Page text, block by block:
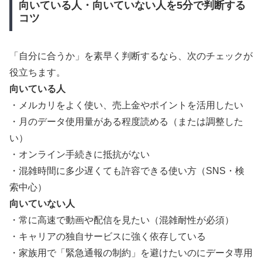
向いている人・向いていない人を5分で判断する
コツ
「自分に合うか」を素早く判断するなら、次のチェックが
役立ちます。
向いている人
・メルカリをよく使い、売上金やポイントを活用したい
・月のデータ使用量がある程度読める（または調整した
い）
・オンライン手続きに抵抗がない
・混雑時間に多少遅くても許容できる使い方（SNS・検
索中心）
向いていない人
・常に高速で動画や配信を見たい（混雑耐性が必須）
・キャリアの独自サービスに強く依存している
・家族用で「緊急通報の制約」を避けたいのにデータ専用